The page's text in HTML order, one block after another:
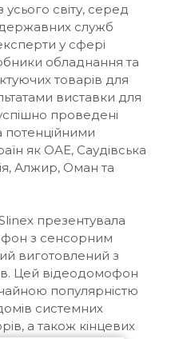
усього світу, серед
служб
у сфері
обладнання та
товарів для
виставки для
проведені
потенційними
як ОАЕ, Саудівська
Алжир, Оман та
презентувала
з сенсорним
виготовлений з
Цей відеодомофон
популярністю
системних
а також кінцевих